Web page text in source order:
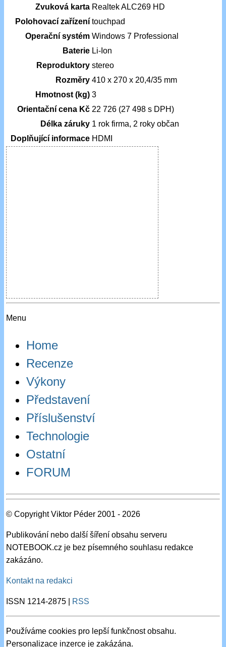
Zvuková karta Realtek ALC269 HD
Polohovací zařízení touchpad
Operační systém Windows 7 Professional
Baterie Li-Ion
Reproduktory stereo
Rozměry 410 x 270 x 20,4/35 mm
Hmotnost (kg) 3
Orientační cena Kč 22 726 (27 498 s DPH)
Délka záruky 1 rok firma, 2 roky občan
Doplňující informace HDMI
Menu
Home
Recenze
Výkony
Představení
Příslušenství
Technologie
Ostatní
FORUM
© Copyright Viktor Péder 2001 - 2026
Publikování nebo další šíření obsahu serveru
NOTEBOOK.cz je bez písemného souhlasu redakce
zakázáno.
Kontakt na redakci
ISSN 1214-2875 | RSS
Používáme cookies pro lepší funkčnost obsahu.
Personalizace inzerce je zakázána.